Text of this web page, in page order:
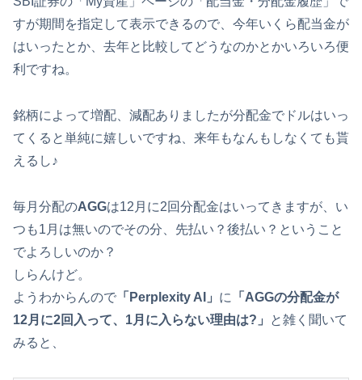
すが期間を指定して表示できるので、今年いくら配当金が
はいったとか、去年と比較してどうなのかとかいろいろ便
利ですね。
銘柄によって増配、減配ありましたが分配金でドルはいっ
てくると単純に嬉しいですね、来年もなんもしなくても貰
えるし♪
毎月分配のAGGは12月に2回分配金はいってきますが、い
つも1月は無いのでその分、先払い？後払い？ということ
でよろしいのか？
しらんけど。
ようわからんので 「Perplexity AI」 に
「AGGの分配金が
12月に2回入って、1月に入らない理由は?」
と雑く聞いて
みると、